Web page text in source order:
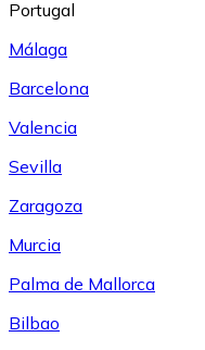
Portugal
Málaga
Barcelona
Valencia
Sevilla
Zaragoza
Murcia
Palma de Mallorca
Bilbao